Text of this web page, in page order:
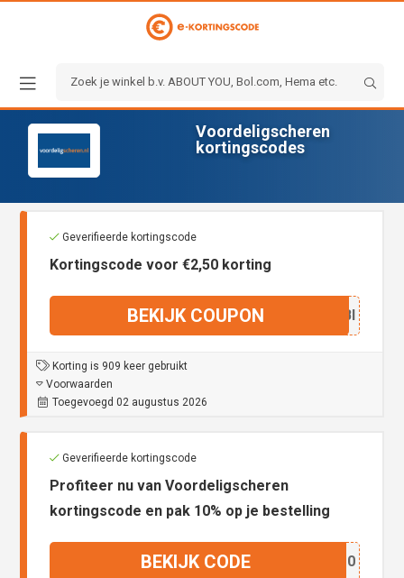
Voordeligscheren
kortingscodes
Geverifieerde kortingscode
Kortingscode voor €2,50 korting
EFRBI
BEKIJK COUPON
Korting is 909 keer gebruikt
Voorwaarden
Toegevoegd 02 augustus 2026
Geverifieerde kortingscode
Profiteer nu van Voordeligscheren
kortingscode en pak 10% op je bestelling
192_0
BEKIJK CODE